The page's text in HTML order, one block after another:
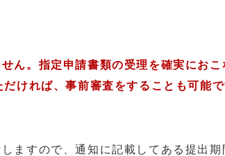
ん。指定申請書類の受理を確実にお
ければ、事前審査をすることも可能で
すので、通知に記載してある提出期